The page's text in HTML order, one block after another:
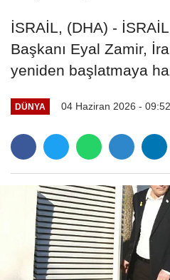
İSRAİL, (DHA) -
Başkanı Eyal Zamir,
yeniden başlatmaya
DÜNYA 04 Haziran 2026 - 09:52